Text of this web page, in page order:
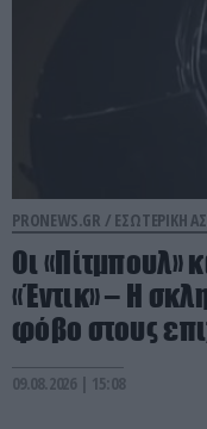
PRONEWS.GR / ΕΣΩΤΕΡΙΚΗ
Οι «Πίτμπουλ»
«Έντικ» – Η
φόβο στους
09.08.2026 | 15:08